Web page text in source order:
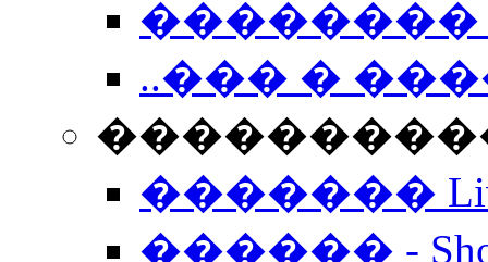
��������
..��� �
����������
�������
������ -